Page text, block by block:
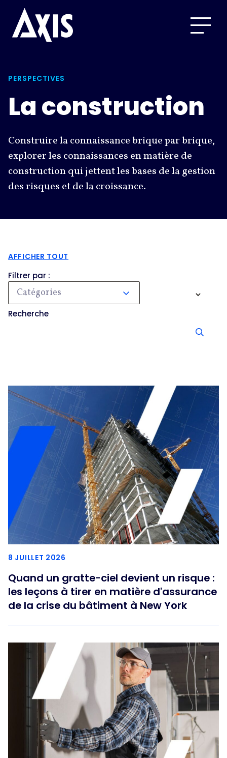
PERSPECTIVES
La construction
Construire la connaissance brique par brique,
explorer les connaissances en matière de
construction qui jettent les bases de la gestion
des risques et de la croissance.
AFFICHER TOUT
Filtrer par :
Catégories
Recherche
8 JUILLET 2026
Quand un gratte-ciel devient un risque :
les leçons à tirer en matière d'assurance
de la crise du bâtiment à New York